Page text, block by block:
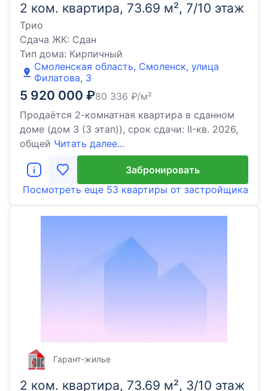
2 ком. квартира, 73.69 м², 7/10 этаж
Трио
Сдача ЖК: Сдан
Тип дома: Кирпичный
Смоленская область, Смоленск, улица
Филатова, 3
5 920 000 ₽80 336 ₽/м²
Продаётся 2-комнатная квартира в сданном
доме (дом 3 (3 этап)), срок сдачи: II-кв. 2026,
общей Читать далее...
Забронировать
Посмотреть еще 53 квартиры от застройщика
2 ком. квартира, 73.69 м², 3/10 этаж
Гарант-жилье